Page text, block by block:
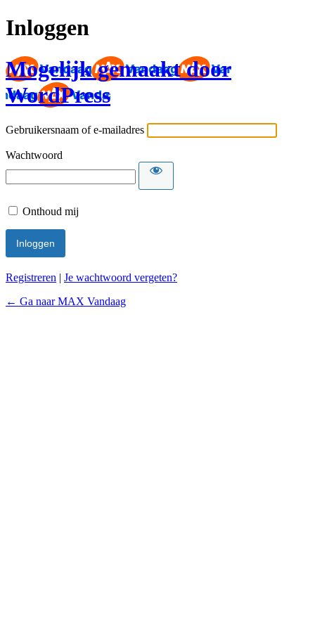
Inloggen
Mogelijk gemaakt door
WordPress
Gebruikersnaam of e-mailadres
Wachtwoord
Onthoud mij
Registreren | Je wachtwoord vergeten?
← Ga naar MAX Vandaag